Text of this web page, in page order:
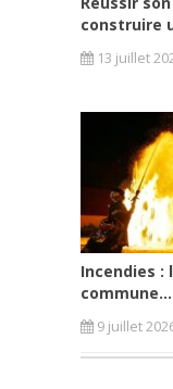
construire
13 juillet
Incendies :
commune...
9 juillet